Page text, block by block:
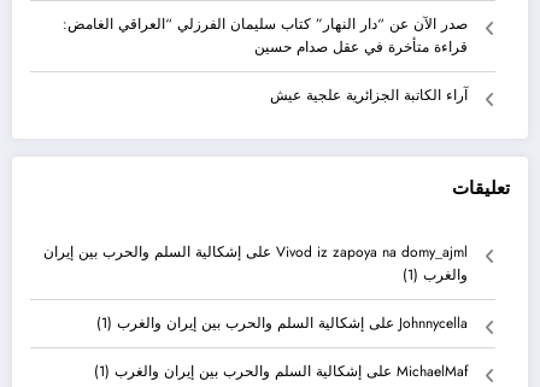
صدر الآن عن “دار النهار” كتاب سليمان الفرزلي “العراقي الغامض:
قراءة متأخرة في عقل صدام حسين
آراء الكاتبة الجزائرية علجية عيش
تعليقات
Vivod iz zapoya na domy_ajml على إشكالية السلم والحرب بين إيران
والغرب (1)
Johnnycella على إشكالية السلم والحرب بين إيران والغرب (1)
MichaelMaf على إشكالية السلم والحرب بين إيران والغرب (1)